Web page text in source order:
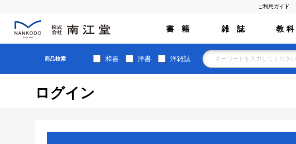
ご利用ガイド
書 籍 雑 誌 教 科
商品検索 和書 洋書 洋雑誌
ログイン